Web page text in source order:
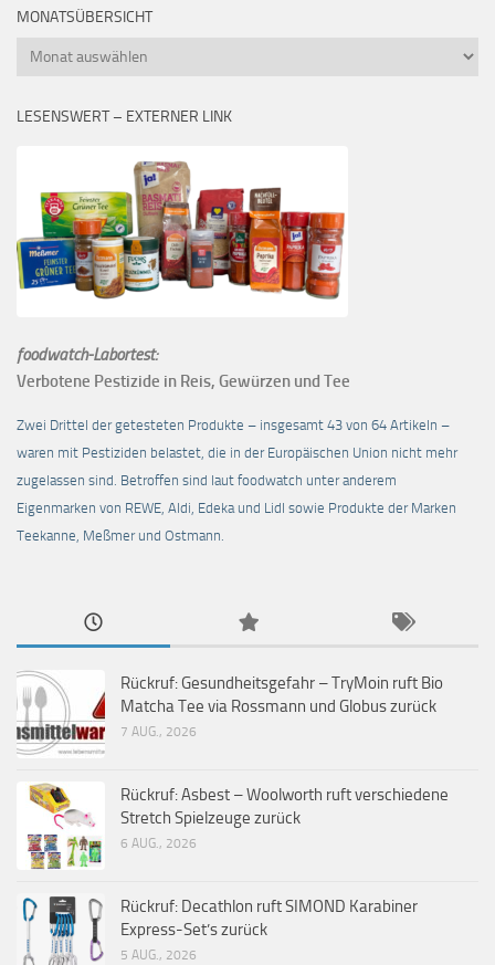
MONATSÜBERSICHT
Monatsübersicht
LESENSWERT – EXTERNER LINK
foodwatch-Labortest:
Verbotene Pestizide in Reis, Gewürzen und Tee
Zwei Drittel der getesteten Produkte – insgesamt 43 von 64 Artikeln –
waren mit Pestiziden belastet, die in der Europäischen Union nicht mehr
zugelassen sind. Betroffen sind laut foodwatch unter anderem
Eigenmarken von REWE, Aldi, Edeka und Lidl sowie Produkte der Marken
Teekanne, Meßmer und Ostmann.
Rückruf: Gesundheitsgefahr – TryMoin ruft Bio
Matcha Tee via Rossmann und Globus zurück
7 AUG., 2026
Rückruf: Asbest – Woolworth ruft verschiedene
Stretch Spielzeuge zurück
6 AUG., 2026
Rückruf: Decathlon ruft SIMOND Karabiner
Express-Set’s zurück
5 AUG., 2026